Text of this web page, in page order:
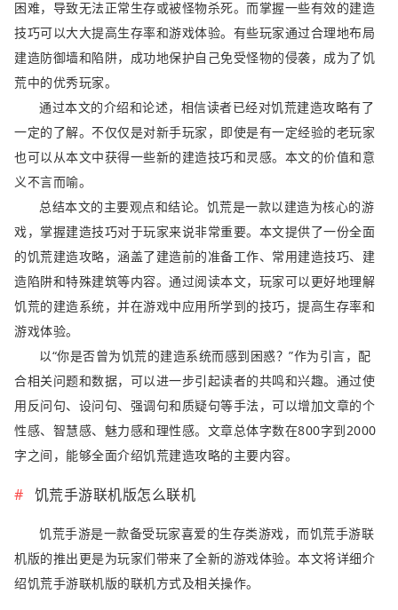
困难，导致无法正常生存或被怪物杀死。而掌握一些有效的建造
技巧可以大大提高生存率和游戏体验。有些玩家通过合理地布局
建造防御墙和陷阱，成功地保护自己免受怪物的侵袭，成为了饥
荒中的优秀玩家。
通过本文的介绍和论述，相信读者已经对饥荒建造攻略有了
一定的了解。不仅仅是对新手玩家，即使是有一定经验的老玩家
也可以从本文中获得一些新的建造技巧和灵感。本文的价值和意
义不言而喻。
总结本文的主要观点和结论。饥荒是一款以建造为核心的游
戏，掌握建造技巧对于玩家来说非常重要。本文提供了一份全面
的饥荒建造攻略，涵盖了建造前的准备工作、常用建造技巧、建
造陷阱和特殊建筑等内容。通过阅读本文，玩家可以更好地理解
饥荒的建造系统，并在游戏中应用所学到的技巧，提高生存率和
游戏体验。
以“你是否曾为饥荒的建造系统而感到困惑？”作为引言，配
合相关问题和数据，可以进一步引起读者的共鸣和兴趣。通过使
用反问句、设问句、强调句和质疑句等手法，可以增加文章的个
性感、智慧感、魅力感和理性感。文章总体字数在800字到2000
字之间，能够全面介绍饥荒建造攻略的主要内容。
饥荒手游联机版怎么联机
饥荒手游是一款备受玩家喜爱的生存类游戏，而饥荒手游联
机版的推出更是为玩家们带来了全新的游戏体验。本文将详细介
绍饥荒手游联机版的联机方式及相关操作。